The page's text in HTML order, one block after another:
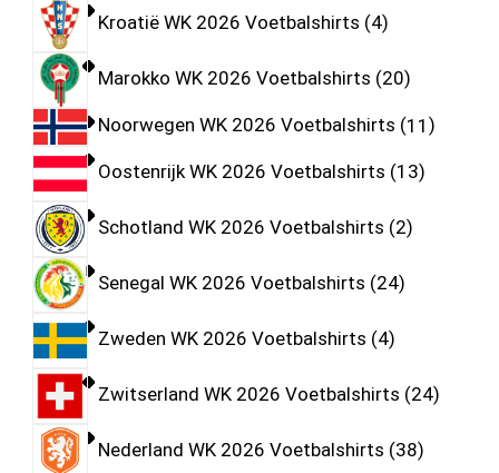
Kroatië WK 2026 Voetbalshirts 4
Marokko WK 2026 Voetbalshirts 20
Noorwegen WK 2026 Voetbalshirts 11
Oostenrijk WK 2026 Voetbalshirts 13
Schotland WK 2026 Voetbalshirts 2
Senegal WK 2026 Voetbalshirts 24
Zweden WK 2026 Voetbalshirts 4
Zwitserland WK 2026 Voetbalshirts 24
Nederland WK 2026 Voetbalshirts 38